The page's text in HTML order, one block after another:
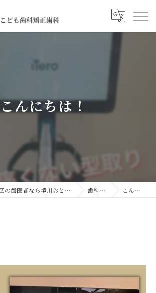
こんにちは！
大阪府大阪市西区の歯医者なら境川おとな・こども歯科 矯正歯科 歯科コラム こんにちは！